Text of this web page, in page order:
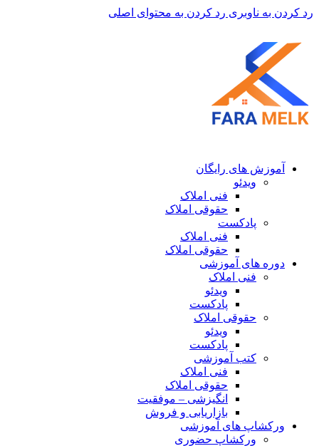
رد کردن به ناوبری رد کردن به محتوای اصلی
آموزش های رایگان
ویدئو
فنی املاک
حقوقی املاک
پادکست
فنی املاک
حقوقی املاک
دوره های آموزشی
فنی املاک
ویدئو
پادکست
حقوقی املاک
ویدئو
پادکست
کتب آموزشی
فنی املاک
حقوقی املاک
انگیزشی – موفقیت
بازاریابی و فروش
ورکشاپ های آموزشی
ورکشاپ حضوری